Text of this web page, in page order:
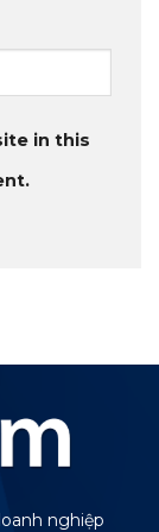
in this
nghiệp